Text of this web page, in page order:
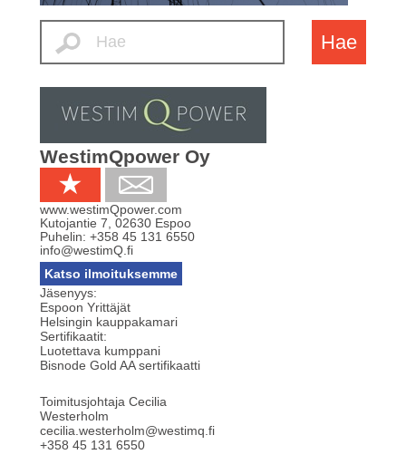
Hae
WestimQpower Oy
www.westimQpower.com
Kutojantie 7 02630 Espoo
Puhelin: +358 45 131 6550
info@westimQ.fi
Katso ilmoituksemme
Jäsenyys:
Espoon Yrittäjät
Helsingin kauppakamari
Sertifikaatit:
Luotettava kumppani
Bisnode Gold AA sertifikaatti
Toimitusjohtaja Cecilia
Westerholm
cecilia.westerholm@westimq.fi
+358 45 131 6550